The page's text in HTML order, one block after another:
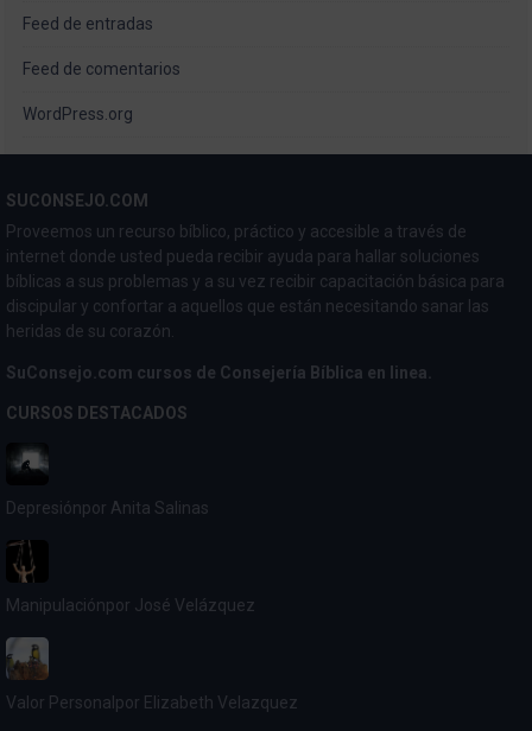
Feed de entradas
Feed de comentarios
WordPress.org
SUCONSEJO.COM
Proveemos un recurso bíblico, práctico y accesible a través de
internet donde usted pueda recibir ayuda para hallar soluciones
bíblicas a sus problemas y a su vez recibir capacitación básica para
discipular y confortar a aquellos que están necesitando sanar las
heridas de su corazón.
SuConsejo.com cursos de Consejería Bíblica en linea.
CURSOS DESTACADOS
Depresiónpor Anita Salinas
Manipulaciónpor José Velázquez
Valor Personal por Elizabeth Velazquez